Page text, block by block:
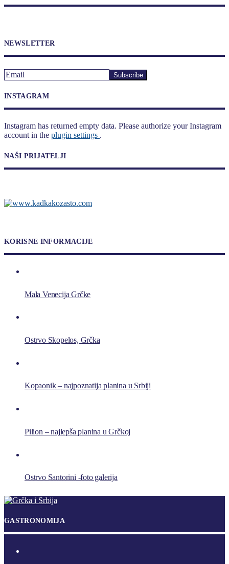
NEWSLETTER
INSTAGRAM
Instagram has returned empty data. Please authorize your Instagram
account in the plugin settings .
NAŠI PRIJATELJI
KORISNE INFORMACIJE
Mala Venecija Grčke
Ostrvo Skopelos, Grčka
Kopaonik – najpoznatija planina u Srbiji
Pilion – najlepša planina u Grčkoj
Ostrvo Santorini -foto galerija
GASTRONOMIJA